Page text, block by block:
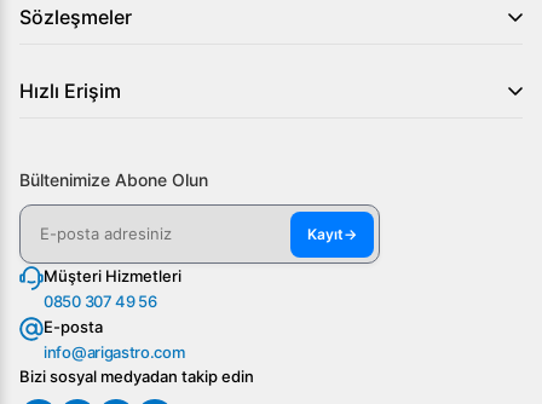
Sözleşmeler
Hızlı Erişim
Bültenimize Abone Olun
Kayıt→
Müşteri Hizmetleri
0850 307 49 56
E-posta
info@arigastro.com
Bizi sosyal medyadan takip edin